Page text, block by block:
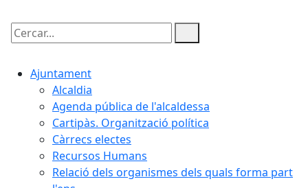
Cercar:
Ajuntament
Alcaldia
Agenda pública de l'alcaldessa
Cartipàs. Organització política
Càrrecs electes
Recursos Humans
Relació dels organismes dels quals forma part